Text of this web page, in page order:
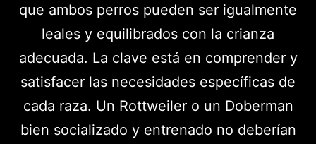
que ambos perros pueden ser igualmente
leales y equilibrados con la crianza
adecuada. La clave está en comprender y
satisfacer las necesidades específicas de
cada raza. Un Rottweiler o un Doberman
bien socializado y entrenado no deberían